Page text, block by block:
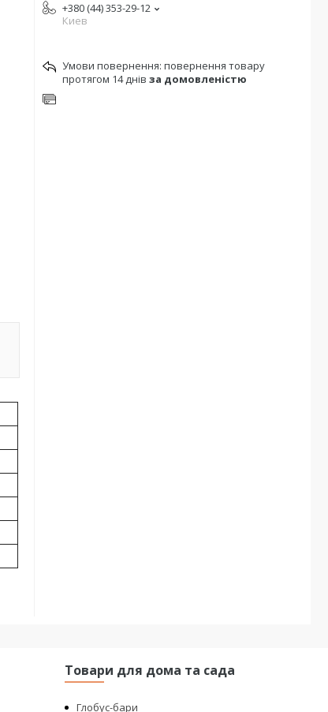
+380 (44) 353-29-12
Киев
повернення товару
протягом 14 днів за домовленістю
Товари для дома та сада
Глобус-бари